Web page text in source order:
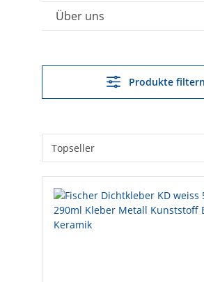
Über uns
Produkte filtern